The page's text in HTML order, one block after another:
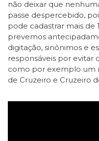
não deixar que
passe despercebido,
pode cadastrar mais de
prevemos
digitação, sinônimos e
responsáveis por evitar
como por exemplo um
de Cruzeiro e Cruzeiro